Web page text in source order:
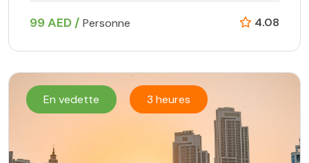
99 AED / Personne 4.08
En vedette 3 heures